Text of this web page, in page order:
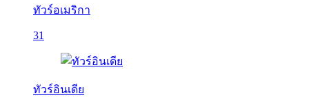
ทัวร์อเมริกา
31
ทัวร์อินเดีย